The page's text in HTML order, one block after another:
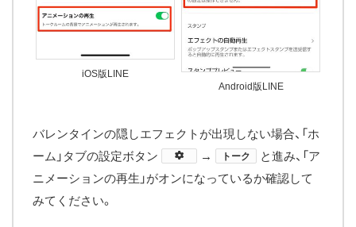
iOS版LINE
Android版LINE
バレンタインの隠しエフェクトが出現しない場合、「ホ
ーム」タブの設定ボタン
​→ トーク
と進み、「ア
ニメーションの再生」がオンになっているか確認して
みてください。